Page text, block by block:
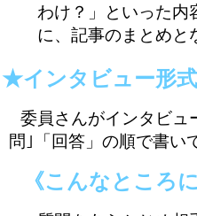
わけ？」といった内
に、記事のまとめと
★インタビュー形式
委員さんがインタビュ
問｣「回答」の順で書い
《こんなところ